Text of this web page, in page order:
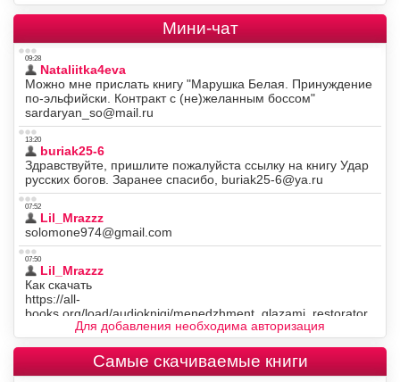
Мини-чат
Для добавления необходима авторизация
Самые скачиваемые книги